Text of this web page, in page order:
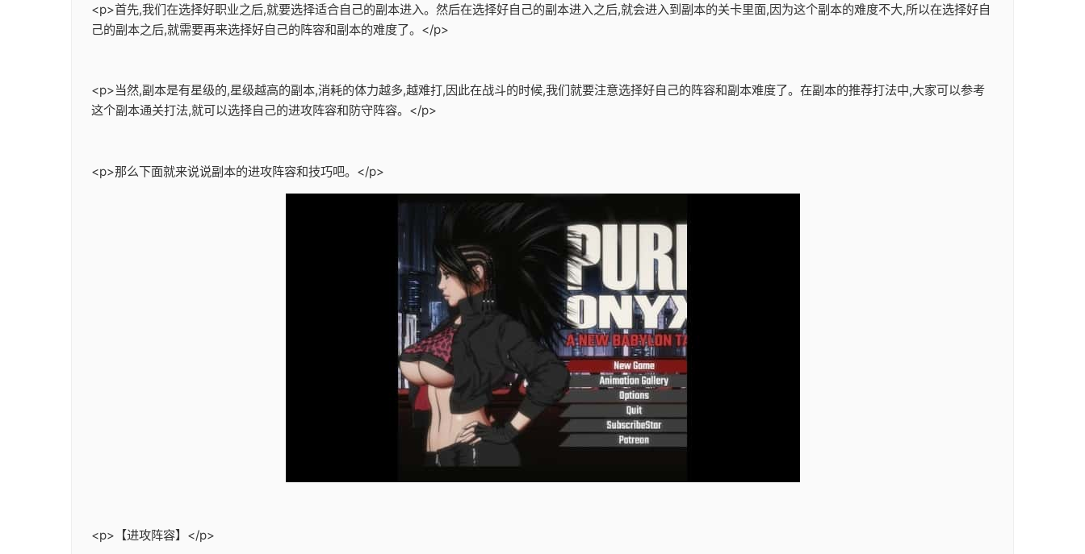
<p>首先,我们在选择好职业之后,就要选择适合自己的副本进入。然后在选择好自己的副本进入之后,就会进入到副本的关卡里面,因为这个副本的难度不大,所以在选择好自
己的副本之后,就需要再来选择好自己的阵容和副本的难度了。</p>
<p>当然,副本是有星级的,星级越高的副本,消耗的体力越多,越难打,因此在战斗的时候,我们就要注意选择好自己的阵容和副本难度了。在副本的推荐打法中,大家可以参考
这个副本通关打法,就可以选择自己的进攻阵容和防守阵容。</p>
<p>那么下面就来说说副本的进攻阵容和技巧吧。</p>
<p>【进攻阵容】</p>